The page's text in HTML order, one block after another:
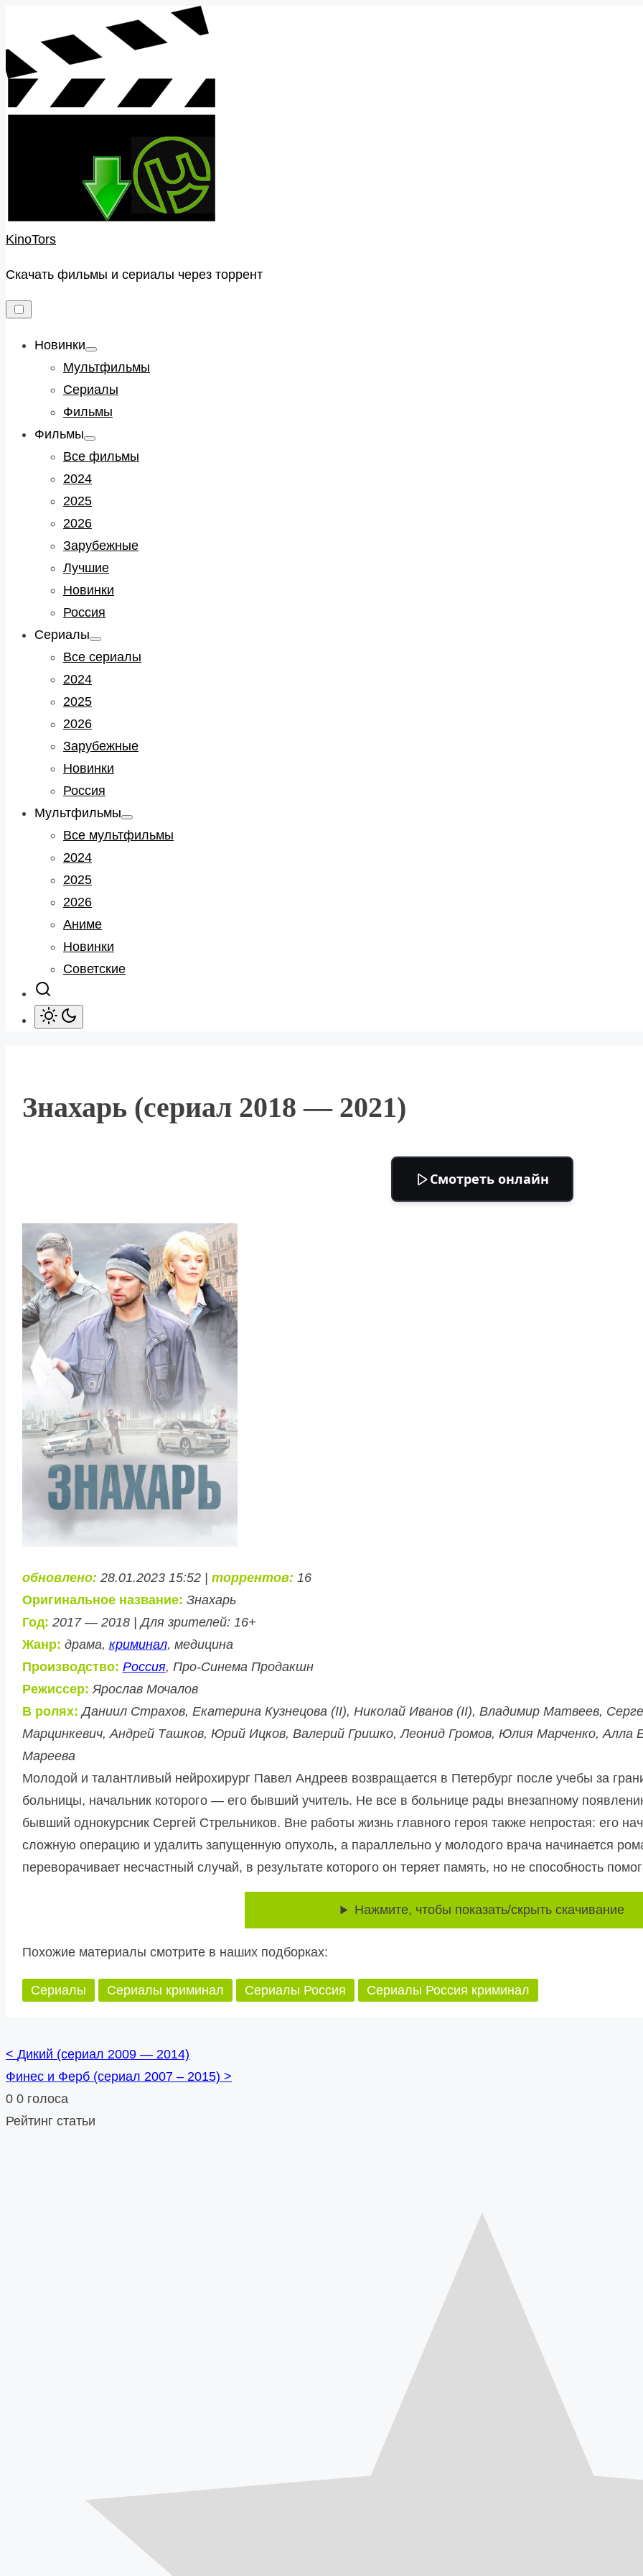
content
KinoTors
Скачать фильмы и сериалы через торрент
Новинки
Show
sub
menu
Мультфильмы
Сериалы
Фильмы
Фильмы
Show
sub
menu
Все фильмы
2024
2025
2026
Зарубежные
Лучшие
Новинки
Россия
Сериалы
Show
sub
menu
Все сериалы
2024
2025
2026
Зарубежные
Новинки
Россия
Мультфильмы
Show
sub
menu
Все мультфильмы
2024
2025
2026
Аниме
Новинки
Советские
Знахарь (сериал 2018 — 2021)
Смотреть онлайн
обновлено: 28.01.2023 15:52 | торрентов: 16
Оригинальное название: Знахарь
Год: 2017 — 2018 | Для зрителей: 16+
Жанр: драма, криминал, медицина
Производство: Россия, Про-Синема Продакшн
Режиссер: Ярослав Мочалов
В ролях: Даниил Страхов, Екатерина Кузнецова (II), Николай Иванов (II), Владимир Матвеев,
Марцинкевич, Андрей Ташков, Юрий Ицков, Валерий Гришко, Леонид Громов, Юлия Марченко, Алла
Мареева
Молодой и талантливый нейрохирург Павел Андреев возвращается в Петербург после учебы за
больницы, начальник которого — его бывший учитель. Не все в больнице рады внезапному
бывший однокурсник Сергей Стрельников. Вне работы жизнь главного героя также непростая: его
сложную операцию и удалить запущенную опухоль, а параллельно у молодого врача начинается
переворачивает несчастный случай, в результате которого он теряет память, но не способность
Нажмите, чтобы показать/скрыть скачивание
Похожие материалы смотрите в наших подборках:
Сериалы Сериалы криминал Сериалы Россия Сериалы Россия криминал
Posts
navigation
< Дикий (сериал 2009 — 2014)
Финес и Ферб (сериал 2007 – 2015) >
0 0 голоса
Рейтинг статьи